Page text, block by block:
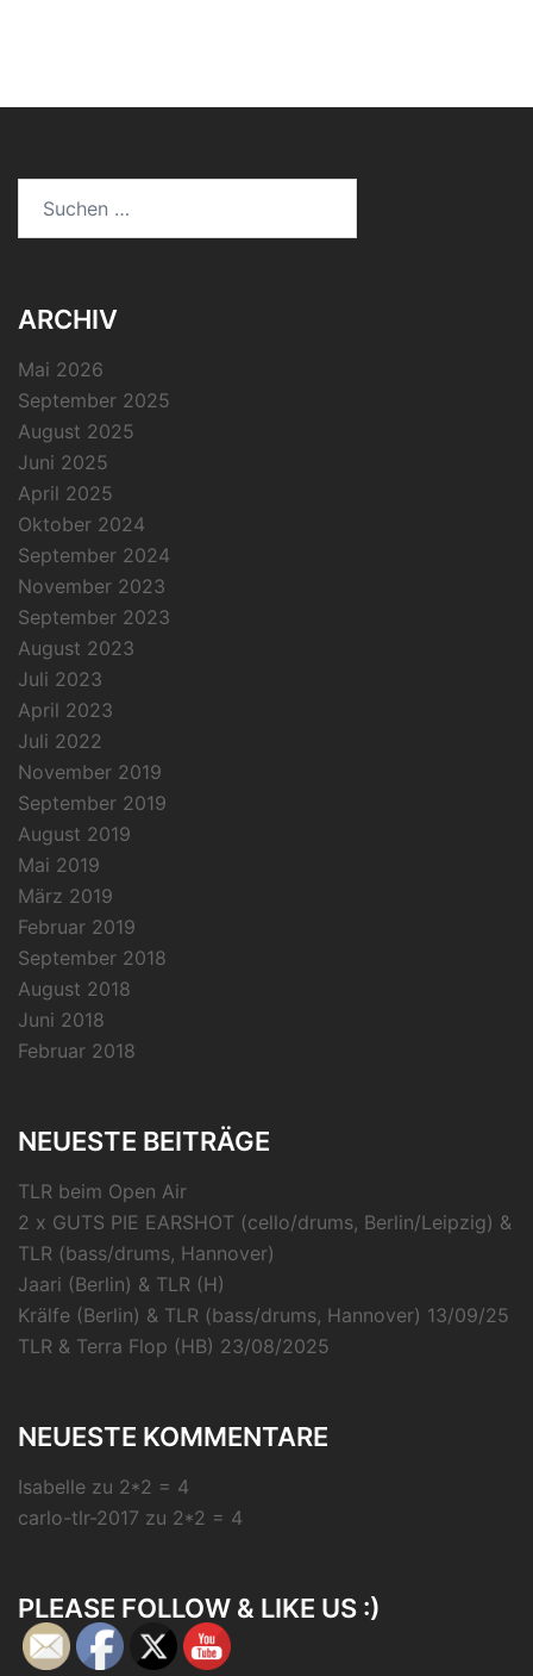
nach:
ARCHIV
Mai 2026
September 2025
August 2025
Juni 2025
April 2025
Oktober 2024
September 2024
November 2023
September 2023
August 2023
Juli 2023
April 2023
Juli 2022
November 2019
September 2019
August 2019
Mai 2019
März 2019
Februar 2019
September 2018
August 2018
Juni 2018
Februar 2018
NEUESTE BEITRÄGE
TLR beim Open Air
2 x GUTS PIE EARSHOT (cello/drums, Berlin/Leipzig) &
TLR (bass/drums, Hannover)
Jaari (Berlin) & TLR (H)
Krälfe (Berlin) & TLR (bass/drums, Hannover) 13/09/25
TLR & Terra Flop (HB) 23/08/2025
NEUESTE KOMMENTARE
Isabelle zu 2*2 = 4
carlo-tlr-2017 zu 2*2 = 4
PLEASE FOLLOW & LIKE US :)